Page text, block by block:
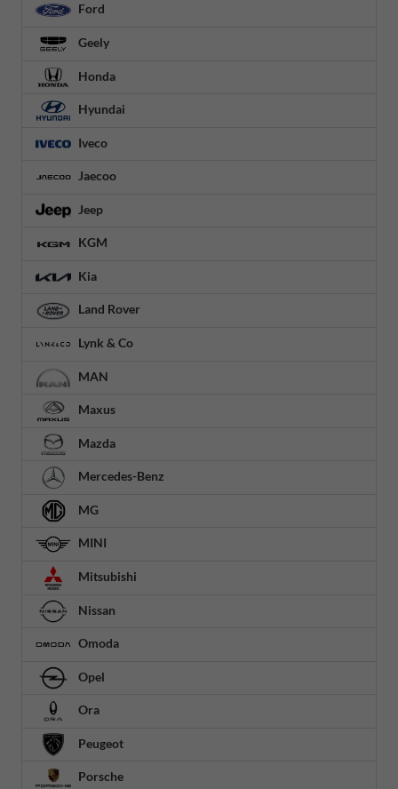
Ford
Geely
Honda
Hyundai
Iveco
Jaecoo
Jeep
KGM
Kia
Land Rover
Lynk & Co
MAN
Maxus
Mazda
Mercedes-Benz
MG
MINI
Mitsubishi
Nissan
Omoda
Opel
Ora
Peugeot
Porsche